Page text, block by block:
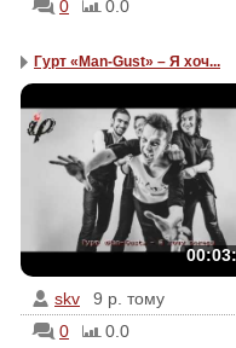
0
0.0
Гурт «Man-Gust» – Я хоч...
skv
9 р. тому
0
0.0